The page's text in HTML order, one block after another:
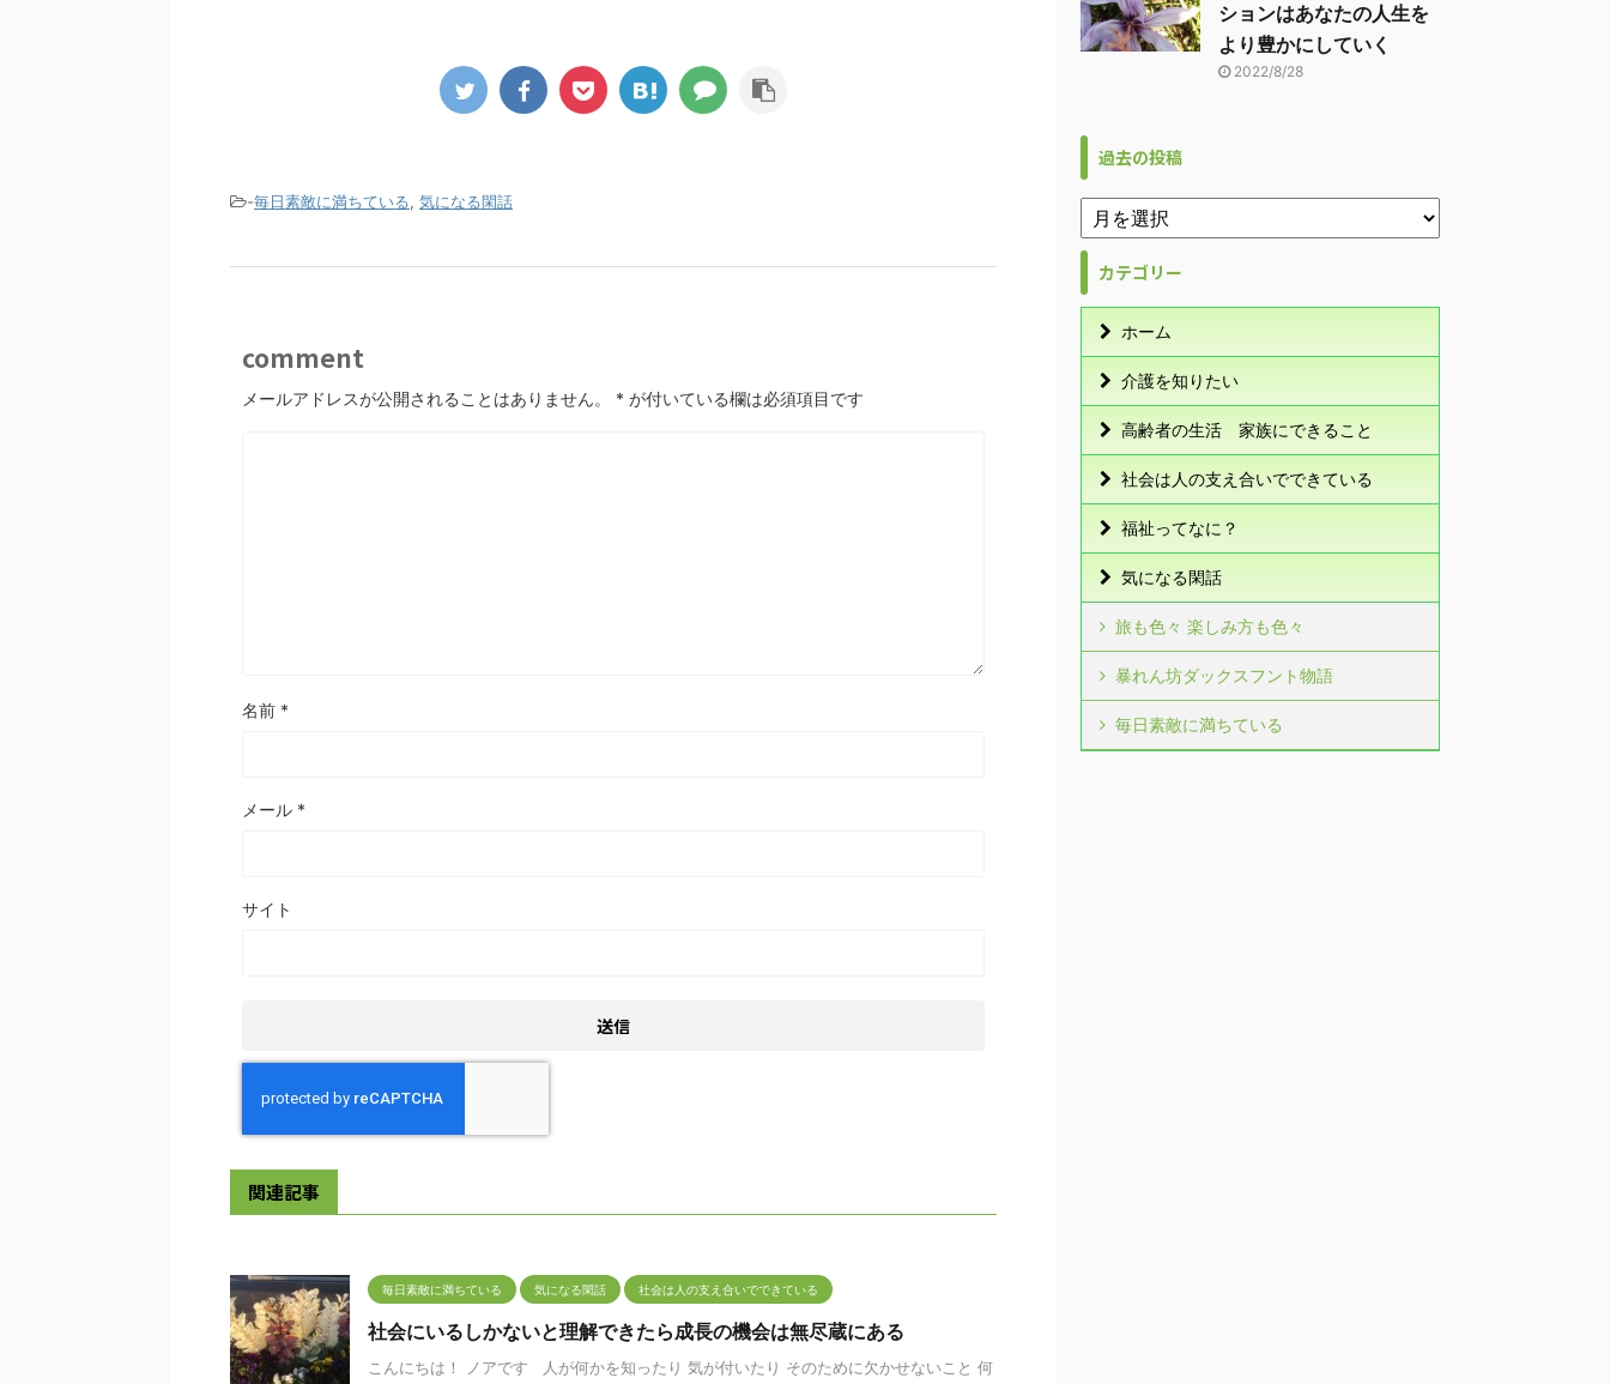
-毎日素敵に満ちている, 気になる閑話
comment
メールアドレスが公開されることはありません。 * が付いている欄は必須項目です
名前 *
メール *
サイト
関連記事
毎日素敵に満ちている 気になる閑話 社会は人の支え合いでできている
社会にいるしかないと理解できたら成長の機会は無尽蔵にある
こんにちは！ ノアです 人が何かを知ったり 気が付いたり そのために欠かせないこと 何
ションはあなたの人生を
より豊かにしていく
2022/8/28
過去の投稿
カテゴリー
ホーム
介護を知りたい
高齢者の生活 家族にできること
社会は人の支え合いでできている
福祉ってなに？
気になる閑話
旅も色々 楽しみ方も色々
暴れん坊ダックスフント物語
毎日素敵に満ちている